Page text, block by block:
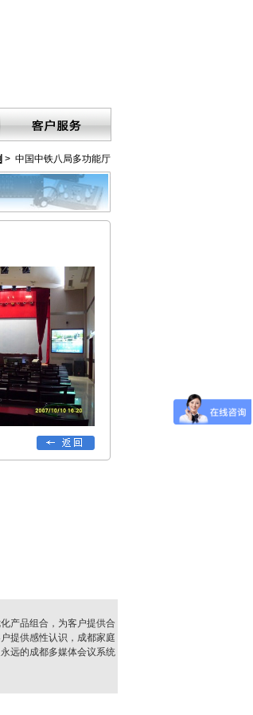
> 中国中铁八局多功能厅
产品组合，为客户提供合
提供感性认识，成都家庭
远的成都多媒体会议系统